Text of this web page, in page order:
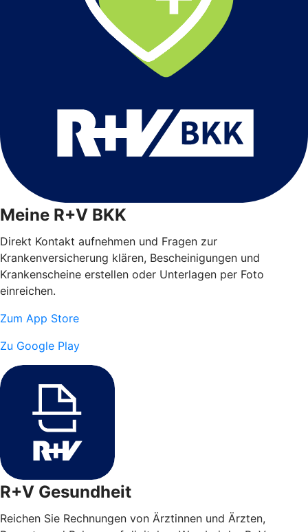
Meine R+V BKK
Direkt Kontakt aufnehmen und Fragen zur
Krankenversicherung klären, Bescheinigungen und
Krankenscheine erstellen oder Unterlagen per Foto
einreichen.
Zum App Store
Zu Google Play
R+V Gesundheit
Reichen Sie Rechnungen von Ärztinnen und Ärzten,